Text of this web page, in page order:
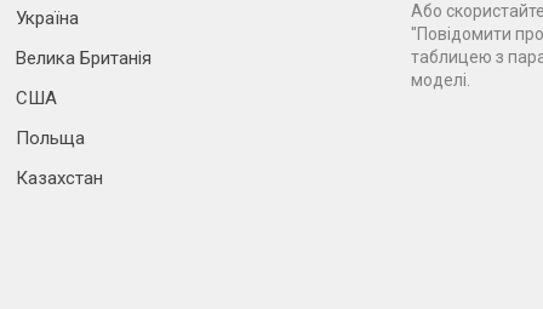
Україна
Велика Британія
США
Польща
Казахстан
Або
"Повідомити
таблицею з
моделі.